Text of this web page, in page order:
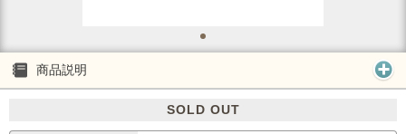
商品説明
SOLD OUT